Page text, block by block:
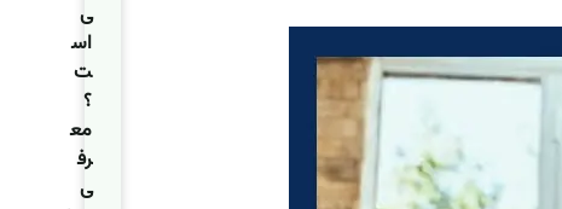
ی
اس
ت
؟
مع
رف
ی